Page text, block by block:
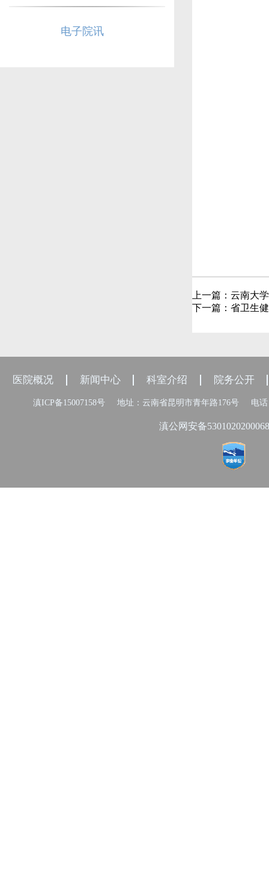
电子院讯
上一篇： 云南大
下一篇： 省卫生
医院概况 新闻中心 科室介绍 院务公开
滇ICP备15007158号 地址：云南省昆明市青年路176号 电话
滇公网安备